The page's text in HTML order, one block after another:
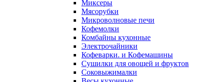
Миксеры
Мясорубки
Микроволновые печи
Кофемолки
Комбайны кухонные
Электрочайники
Кофеварки. и Кофемашины
Сушилки для овощей и фруктов
Соковыжималки